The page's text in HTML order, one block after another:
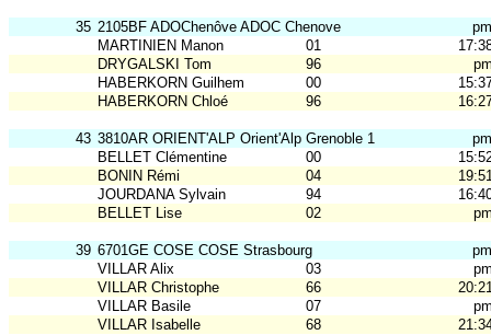
35 2105BF ADOChenôve ADOC Chenove
pm
MARTINIEN Manon
01
DRYGALSKI Tom
96
HABERKORN Guilhem
00
HABERKORN Chloé
96
43 3810AR ORIENT'ALP Orient'Alp Grenoble 1
pm
BELLET Clémentine
00
BONIN Rémi
04
JOURDANA Sylvain
94
BELLET Lise
02
39 6701GE COSE COSE Strasbourg
pm
VILLAR Alix
03
VILLAR Christophe
66
VILLAR Basile
07
VILLAR Isabelle
68